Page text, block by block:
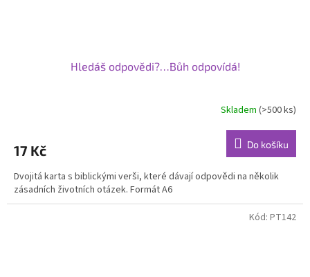
Hledáš odpovědi?…Bůh odpovídá!
je
z
5
hvězdiček.
Skladem(>500 ks)
17 Kč Do košíku
Dvojitá karta s biblickými verši, které dávají odpovědi na několik
zásadních životních otázek. Formát A6
Kód: PT142